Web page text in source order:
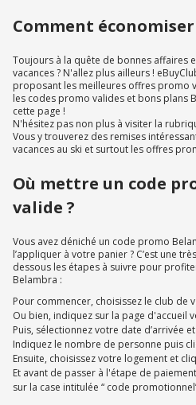
Comment
Toujours à la quête de bonnes affaires
vacances ? N'allez plus ailleurs !
proposant les meilleures offres promo
les codes promo valides et bons plans
cette page !
N'hésitez pas non plus à visiter la
Vous y trouverez des remises
vacances au ski et surtout les offres
Où mettre un code
valide ?
Vous avez déniché un code promo
l’appliquer à votre panier ? C’est une
dessous les étapes à suivre pour
Belambra :
Pour commencer, choisissez le club de
Ou bien, indiquez sur la page d'accueil
Puis, sélectionnez votre date d’arrivée
Indiquez le nombre de personne puis
Ensuite, choisissez votre logement et
Et avant de passer à l'étape de
sur la case intitulée “ code